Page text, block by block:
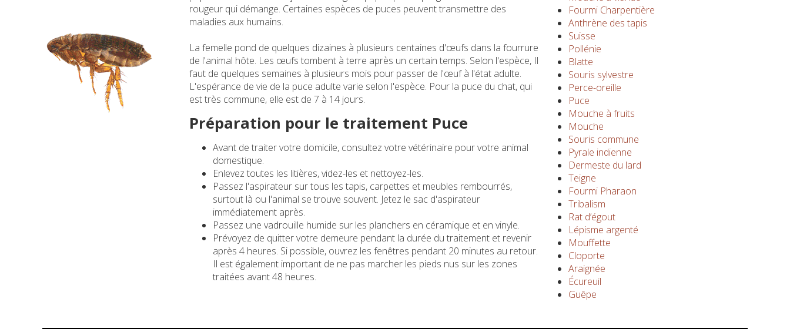
rougeur qui démange. Certaines espèces de puces peuvent transmettre des
maladies aux humains.
La femelle pond de quelques dizaines à plusieurs centaines d'œufs dans la fourrure
de l'animal hôte. Les œufs tombent à terre après un certain temps. Selon l'espèce, Il
faut de quelques semaines à plusieurs mois pour passer de l'œuf à l'état adulte.
L'espérance de vie de la puce adulte varie selon l'espèce. Pour la puce du chat, qui
est très commune, elle est de 7 à 14 jours.
Préparation pour le traitement Puce
Avant de traiter votre domicile, consultez votre vétérinaire pour votre animal
domestique.
Enlevez toutes les litières, videz-les et nettoyez-les.
Passez l'aspirateur sur tous les tapis, carpettes et meubles rembourrés,
surtout là ou l'animal se trouve souvent. Jetez le sac d'aspirateur
immédiatement après.
Passez une vadrouille humide sur les planchers en céramique et en vinyle.
Prévoyez de quitter votre demeure pendant la durée du traitement et revenir
après 4 heures. Si possible, ouvrez les fenêtres pendant 20 minutes au retour.
Il est également important de ne pas marcher les pieds nus sur les zones
traitées avant 48 heures.
Fourmi Charpentière
Anthrène des tapis
Suisse
Pollénie
Blatte
Souris sylvestre
Perce-oreille
Puce
Mouche à fruits
Mouche
Souris commune
Pyrale indienne
Dermeste du lard
Teigne
Fourmi Pharaon
Tribalism
Rat d’égout
Lépisme argenté
Mouffette
Cloporte
Araignée
Écureuil
Guêpe